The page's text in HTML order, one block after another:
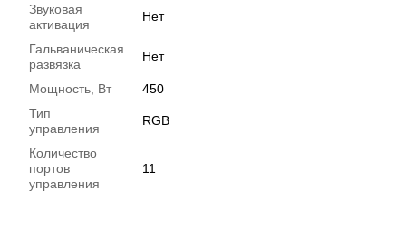
Звуковая
активация
Нет
Гальваническая
развязка
Нет
Мощность, Вт
450
Тип
управления
RGB
Количество
портов
управления
11